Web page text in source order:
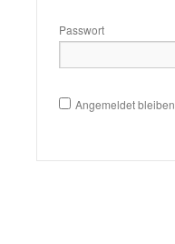
Passwort
Angemeldet bleiben